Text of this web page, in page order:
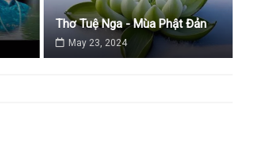
Thơ Tuệ Nga - Mùa Phật Đản
May 23, 2024